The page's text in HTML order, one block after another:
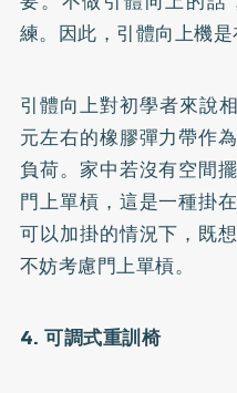
練。因此，引體向上機是
引體向上對初學者來說
元左右的橡膠彈力帶作
負荷。家中若沒有空間
門上單槓，這是一種掛
可以加掛的情況下，既
不妨考慮門上單槓。
4. 可調式重訓椅